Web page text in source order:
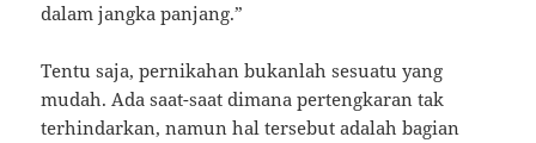
dalam jangka panjang.”
Tentu saja, pernikahan bukanlah sesuatu yang
mudah. Ada saat-saat dimana pertengkaran tak
terhindarkan, namun hal tersebut adalah bagian